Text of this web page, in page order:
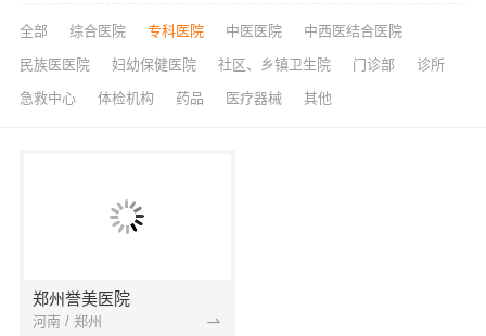
全部 综合医院 专科医院 中医医院 中西医结合医院
民族医医院 妇幼保健医院 社区、乡镇卫生院 门诊部 诊所
急救中心 体检机构 药品 医疗器械 其他
郑州誉美医院
河南 / 郑州